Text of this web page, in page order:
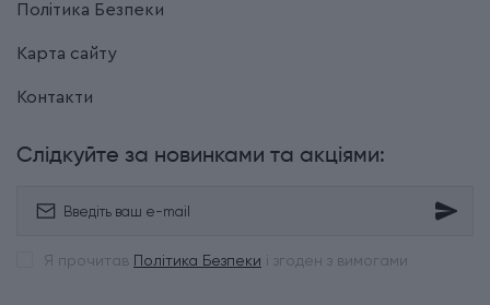
Політика Безпеки
Карта сайту
Контакти
Слідкуйте за новинками та акціями:
Я прочитав Політика Безпеки і згоден з вимогами